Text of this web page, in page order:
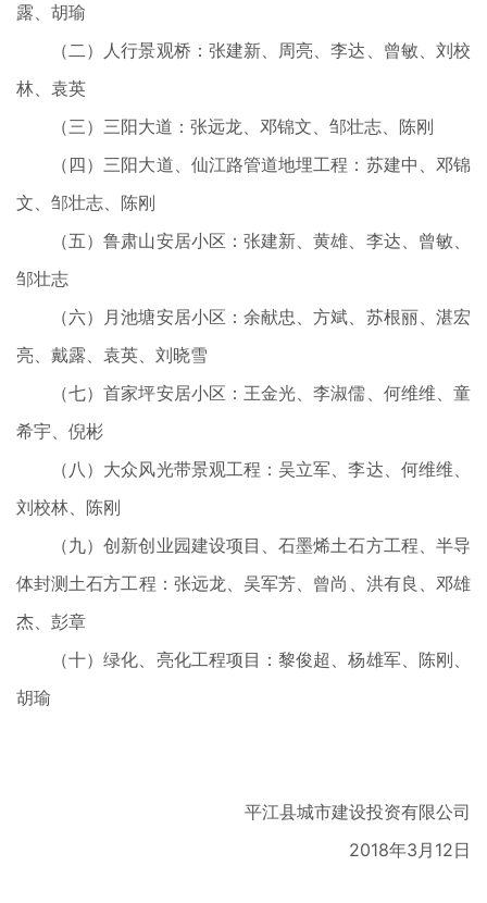
露、胡瑜
（二）人行景观桥：张建新、周亮、李达、曾敏、刘校
林、袁英
（三）三阳大道：张远龙、邓锦文、邹壮志、陈刚
（四）三阳大道、仙江路管道地埋工程：苏建中、邓锦
文、邹壮志、陈刚
（五）鲁肃山安居小区：张建新、黄雄、李达、曾敏、
邹壮志
（六）月池塘安居小区：余献忠、方斌、苏根丽、湛宏
亮、戴露、袁英、刘晓雪
（七）首家坪安居小区：王金光、李淑儒、何维维、童
希宇、倪彬
（八）大众风光带景观工程：吴立军、李达、何维维、
刘校林、陈刚
（九）创新创业园建设项目、石墨烯土石方工程、半导
体封测土石方工程：张远龙、吴军芳、曾尚、洪有良、邓雄
杰、彭章
（十）绿化、亮化工程项目：黎俊超、杨雄军、陈刚、
胡瑜
平江县城市建设投资有限公司
2018年3月12日